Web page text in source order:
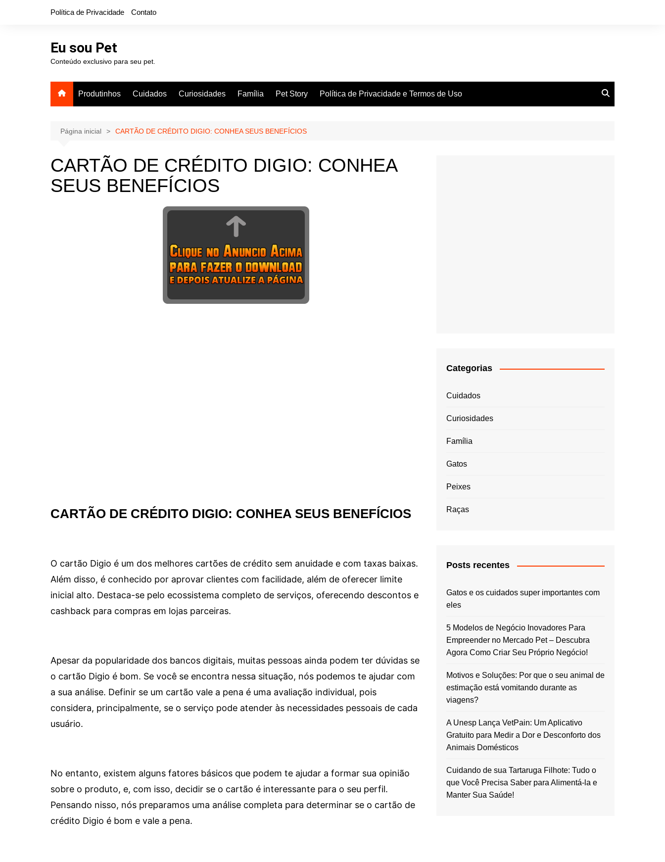
Política de Privacidade Contato
Eu sou Pet
Conteúdo exclusivo para seu pet.
Produtinhos Cuidados Curiosidades Família Pet Story Política de Privacidade e Termos de Uso
Página inicial CARTÃO DE CRÉDITO DIGIO: CONHEA SEUS BENEFÍCIOS
CARTÃO DE CRÉDITO DIGIO: CONHEA
SEUS BENEFÍCIOS
CARTÃO DE CRÉDITO DIGIO: CONHEA SEUS BENEFÍCIOS
O cartão Digio é um dos melhores cartões de crédito sem anuidade e com taxas baixas.
Além disso, é conhecido por aprovar clientes com facilidade, além de oferecer limite
inicial alto. Destaca-se pelo ecossistema completo de serviços, oferecendo descontos e
cashback para compras em lojas parceiras.
Apesar da popularidade dos bancos digitais, muitas pessoas ainda podem ter dúvidas se
o cartão Digio é bom. Se você se encontra nessa situação, nós podemos te ajudar com
a sua análise. Definir se um cartão vale a pena é uma avaliação individual, pois
considera, principalmente, se o serviço pode atender às necessidades pessoais de cada
usuário.
No entanto, existem alguns fatores básicos que podem te ajudar a formar sua opinião
sobre o produto, e, com isso, decidir se o cartão é interessante para o seu perfil.
Pensando nisso, nós preparamos uma análise completa para determinar se o cartão de
crédito Digio é bom e vale a pena.
Categorias
Cuidados
Curiosidades
Família
Gatos
Peixes
Raças
Posts recentes
Gatos e os cuidados super importantes com
eles
5 Modelos de Negócio Inovadores Para
Empreender no Mercado Pet – Descubra
Agora Como Criar Seu Próprio Negócio!
Motivos e Soluções: Por que o seu animal de
estimação está vomitando durante as
viagens?
A Unesp Lança VetPain: Um Aplicativo
Gratuito para Medir a Dor e Desconforto dos
Animais Domésticos
Cuidando de sua Tartaruga Filhote: Tudo o
que Você Precisa Saber para Alimentá-la e
Manter Sua Saúde!